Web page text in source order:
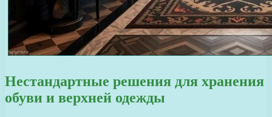
Нестандартные решения для хранения
обуви и верхней одежды